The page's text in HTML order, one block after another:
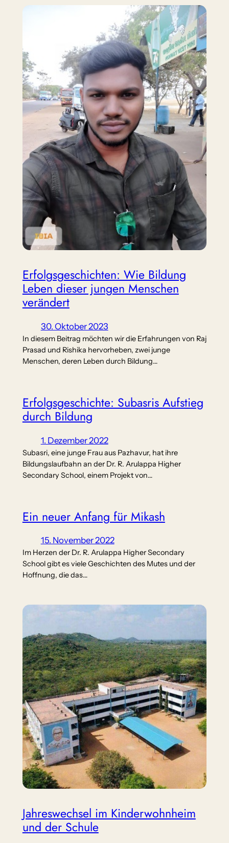
Erfolgsgeschichten: Wie Bildung
Leben dieser jungen Menschen
verändert
30. Oktober 2023
In diesem Beitrag möchten wir die Erfahrungen von Raj
Prasad und Rishika hervorheben, zwei junge
Menschen, deren Leben durch Bildung…
Erfolgsgeschichte: Subasris Aufstieg
durch Bildung
1. Dezember 2022
Subasri, eine junge Frau aus Pazhavur, hat ihre
Bildungslaufbahn an der Dr. R. Arulappa Higher
Secondary School, einem Projekt von…
Ein neuer Anfang für Mikash
15. November 2022
Im Herzen der Dr. R. Arulappa Higher Secondary
School gibt es viele Geschichten des Mutes und der
Hoffnung, die das…
Jahreswechsel im Kinderwohnheim
und der Schule